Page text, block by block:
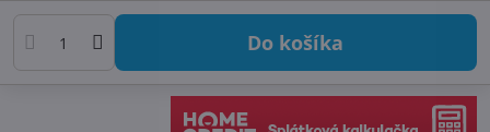
Do košíka